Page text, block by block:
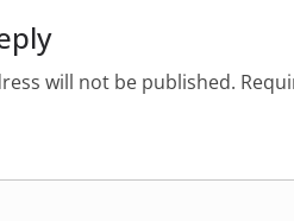
will not be published.